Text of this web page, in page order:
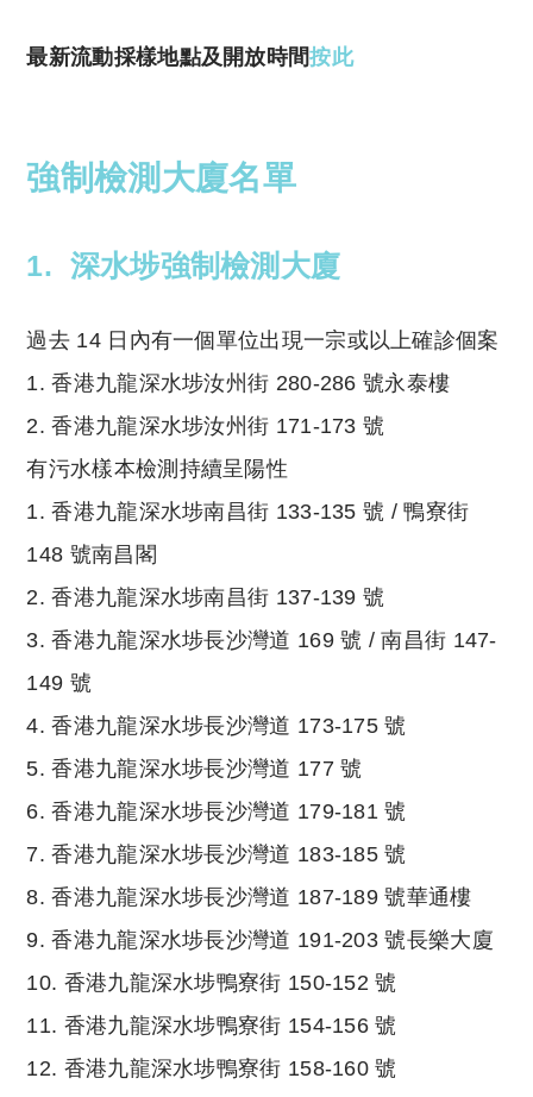
最新流動採樣地點及開放時間按此
強制檢測大廈名單
1. 深水埗強制檢測大廈
過去 14 日內有一個單位出現一宗或以上確診個案
1. 香港九龍深水埗汝州街 280-286 號永泰樓
2. 香港九龍深水埗汝州街 171-173 號
有污水樣本檢測持續呈陽性
1. 香港九龍深水埗南昌街 133-135 號 / 鴨寮街
148 號南昌閣
2. 香港九龍深水埗南昌街 137-139 號
3. 香港九龍深水埗長沙灣道 169 號 / 南昌街 147-
149 號
4. 香港九龍深水埗長沙灣道 173-175 號
5. 香港九龍深水埗長沙灣道 177 號
6. 香港九龍深水埗長沙灣道 179-181 號
7. 香港九龍深水埗長沙灣道 183-185 號
8. 香港九龍深水埗長沙灣道 187-189 號華通樓
9. 香港九龍深水埗長沙灣道 191-203 號長樂大廈
10. 香港九龍深水埗鴨寮街 150-152 號
11. 香港九龍深水埗鴨寮街 154-156 號
12. 香港九龍深水埗鴨寮街 158-160 號